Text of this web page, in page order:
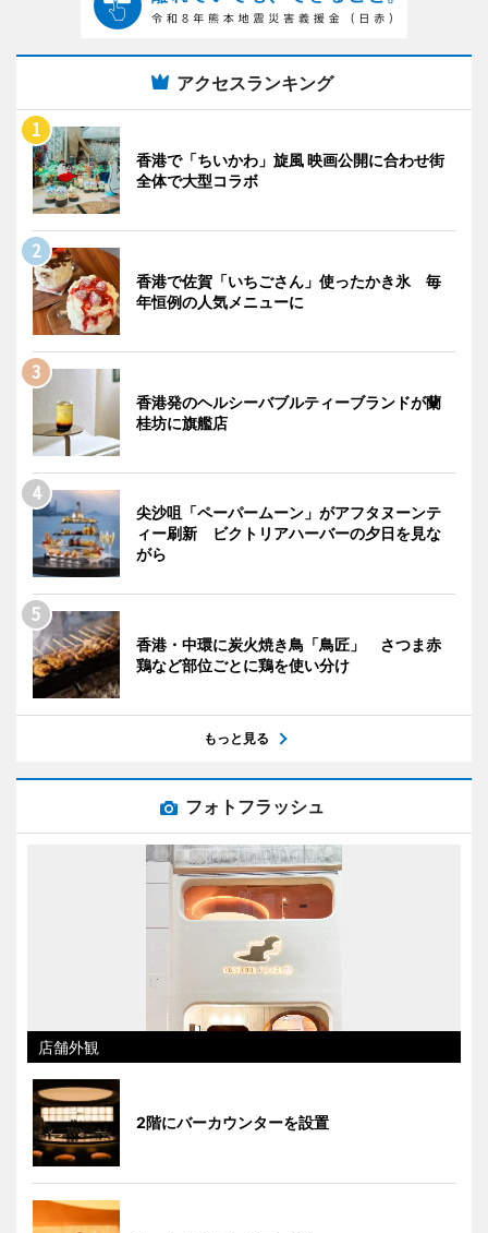
アクセスランキング
香港で「ちいかわ」旋風 映画公開に合わせ街
全体で大型コラボ
香港で佐賀「いちごさん」使ったかき氷 毎
年恒例の人気メニューに
香港発のヘルシーバブルティーブランドが蘭
桂坊に旗艦店
尖沙咀「ペーパームーン」がアフタヌーンテ
ィー刷新 ビクトリアハーバーの夕日を見な
がら
香港・中環に炭火焼き鳥「鳥匠」 さつま赤
鶏など部位ごとに鶏を使い分け
もっと見る
フォトフラッシュ
店舗外観
2階にバーカウンターを設置